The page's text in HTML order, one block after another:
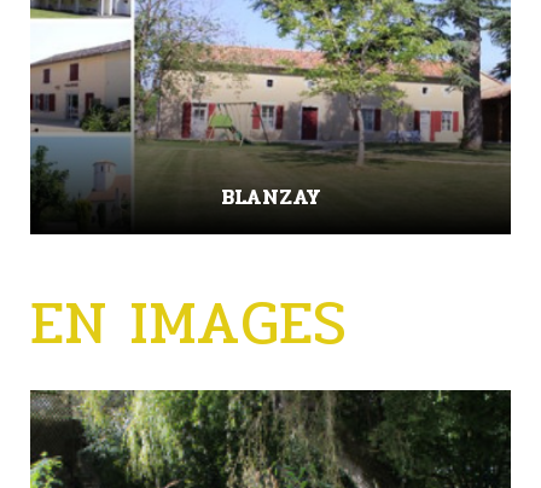
BLANZAY
EN IMAGES